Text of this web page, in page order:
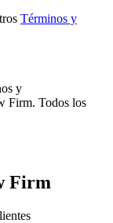
Términos y
y
Firm. Todos los
Firm